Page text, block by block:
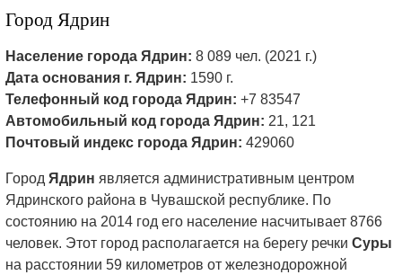
Город Ядрин
Население города Ядрин: 8 089 чел. (2021 г.)
Дата основания г. Ядрин: 1590 г.
Телефонный код города Ядрин: +7 83547
Автомобильный код города Ядрин: 21, 121
Почтовый индекс города Ядрин: 429060
Город Ядрин является административным центром
Ядринского района в Чувашской республике. По
состоянию на 2014 год его население насчитывает 8766
человек. Этот город располагается на берегу речки Суры
на расстоянии 59 километров от железнодорожной